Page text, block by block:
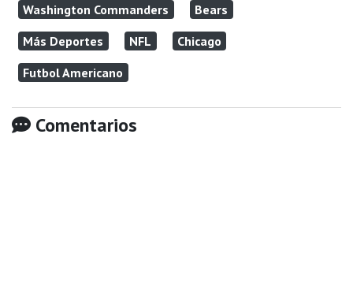
Washington Commanders
Bears
Más Deportes
NFL
Chicago
Futbol Americano
Comentarios